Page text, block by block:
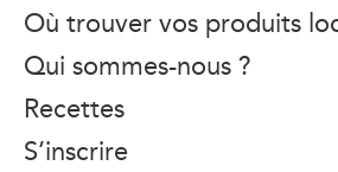
Où trouver vos produits
Qui sommes-nous ?
Recettes
S’inscrire